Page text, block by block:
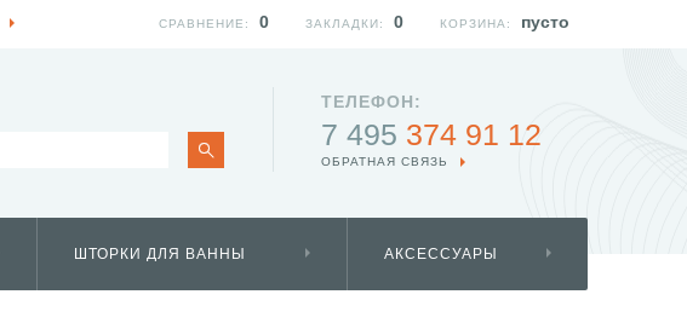
ТЕЛЕФОН:
7 495 374 91 12
ОБРАТНАЯ СВЯЗЬ
ШТОРКИ ДЛЯ ВАННЫ АКСЕССУАРЫ
КОРЗИНА: пусто
ЗАКЛАДКИ: 0
СРАВНЕНИЕ: 0